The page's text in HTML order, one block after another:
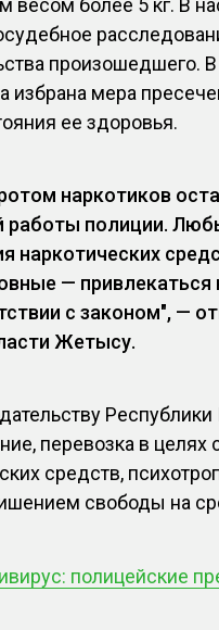
весом более 5 кг. В
произошедшего.
мера
ее здоровья.
наркотиков
работы полиции.
наркотических
— привлекаться
с законом", —
Жетысу.
Республики
перевозка в целях
средств,
свободы на
полицейские